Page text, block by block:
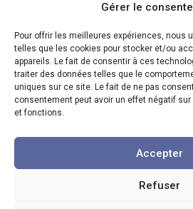
Gérer le
Pour offrir les meilleures expériences, nous
telles que les cookies pour stocker et/ou
appareils. Le fait de consentir à ces
traiter des données telles que le
uniques sur ce site. Le fait de ne pas
consentement peut avoir un effet négatif
et fonctions.
Accepter
Refuser
Bureau principal :
Rue du Colâ 82 à 7973 Beloeil
GSM : +32(0)474 80 22 19
Site web :www.cepha-rh.com
Envoyer un mail
Beloeil – Charleroi – Wavre